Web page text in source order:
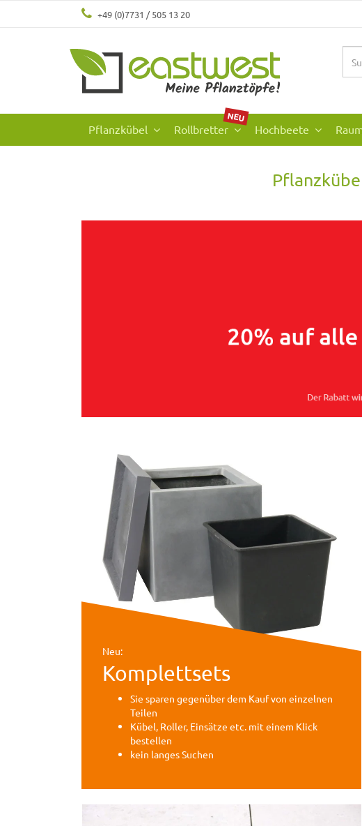
+49 (0)7731 / 505 13 20
Pflanzkübel Rollbretter
NEU
Hochbeete
Neu:
Komplettsets
Sie sparen gegenüber dem Kauf von einzelnen
Teilen
Kübel, Roller, Einsätze etc. mit einem Klick
bestellen
kein langes Suchen